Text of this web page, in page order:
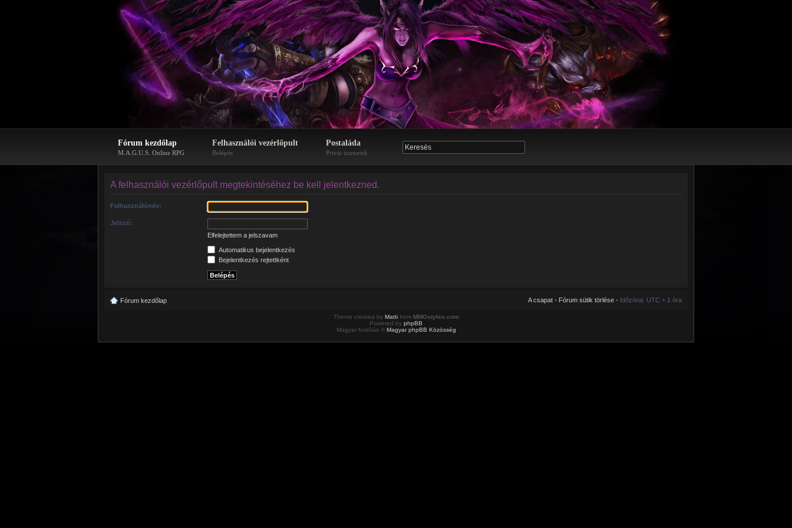
Fórum kezdőlap
M.A.G.U.S. Online RPG
Felhasználói vezérlőpult
Belépés
Postaláda
Privát üzenetek
A felhasználói vezérlőpult megtekintéséhez be kell jelentkezned.
Felhasználónév:
Jelszó:
Elfelejtettem a jelszavam
Automatikus bejelentkezés
Bejelentkezés rejtettként
Fórum kezdőlap A csapat • Fórum sütik törlése • Időzóna: UTC + 1 óra
Theme created by Mattifrom MMOstyles.com
Powered by phpBB
Magyar fordítás © Magyar phpBB Közösség